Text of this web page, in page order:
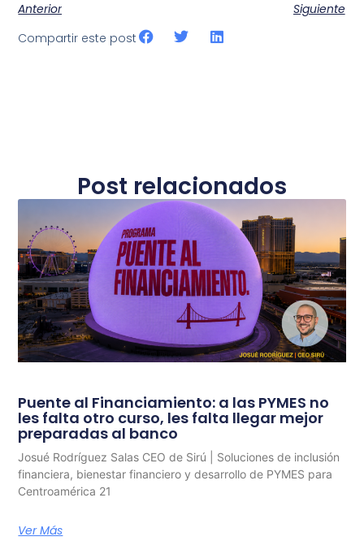
Anterior
Siguiente
Compartir este post
Post relacionados
Puente al Financiamiento: a las PYMES no
les falta otro curso, les falta llegar mejor
preparadas al banco
Josué Rodríguez Salas CEO de Sirú | Soluciones de inclusión
financiera, bienestar financiero y desarrollo de PYMES para
Centroamérica 21
Ver Más